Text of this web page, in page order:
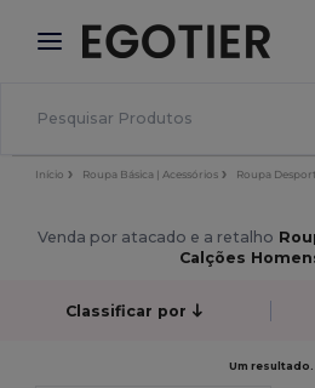
× App Egotier
Melhores preços na app!
Início Roupa Básica | Acessórios Roupa
Venda por atacado e a retalho
Calções
Classificar por
Um resultado.